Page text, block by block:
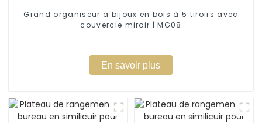
Grand organiseur à bijoux en bois à 5 tiroirs avec
couvercle miroir | MG08
En savoir plus